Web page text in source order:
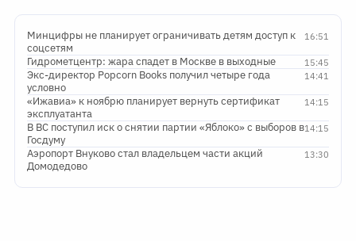
16:51
Минцифры не планирует ограничивать детям доступ к
соцсетям
15:45
Гидрометцентр: жара спадет в Москве в выходные
14:41
Экс-директор Popcorn Books получил четыре года
условно
14:15
«Ижавиа» к ноябрю планирует вернуть сертификат
эксплуатанта
14:15
В ВС поступил иск о снятии партии «Яблоко» с выборов в
Госдуму
13:30
Аэропорт Внуково стал владельцем части акций
Домодедово